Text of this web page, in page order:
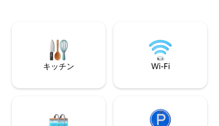
で、自信を持ってご予約ください！ バー
ベキュー：30,000ドル 🔥
局、商店街から
キッチン Wi-Fi